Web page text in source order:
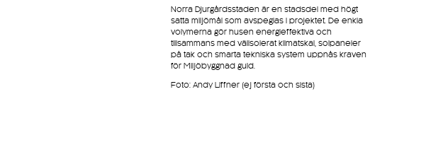
Norra Djurgårdsstaden är en stadsdel med högt
satta miljömål som avspeglas i projektet. De enkla
volymerna gör husen energieffektiva och
tillsammans med välisolerat klimatskal, solpaneler
på tak och smarta tekniska system uppnås kraven
för Miljöbyggnad guld.
Foto: Andy Liffner (ej första och sista)